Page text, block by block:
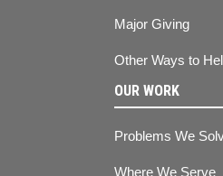
Major Giving
Other Ways to
OUR WORK
Problems We
Where We Serve